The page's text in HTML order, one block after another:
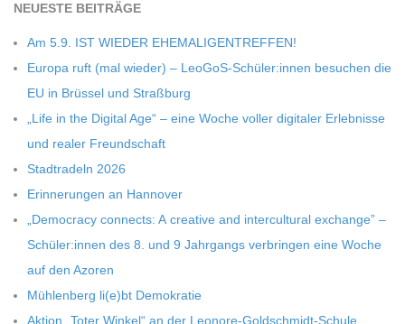
NEU­ESTE BEITRÄGE
Am 5.9. IST WIEDER EHEMALIGENTREFFEN!
Europa ruft (mal wie­der) – LeoGoS-Schüler:innen besu­chen die
EU in Brüs­sel und Straßburg
„Life in the Digi­tal Age“ – eine Woche vol­ler digi­ta­ler Erleb­nisse
und rea­ler Freundschaft
Stadt­ra­deln 2026
Erin­ne­run­gen an Hannover
„Demo­cracy con­nects: A crea­tive and inter­cul­tu­ral exch­ange” –
Schüler:innen des 8. und 9 Jahr­gangs ver­brin­gen eine Woche
auf den Azoren
Müh­len­berg li(e)bt Demokratie
Aktion „Toter Win­kel“ an der Leonore-Goldschmidt-Schule